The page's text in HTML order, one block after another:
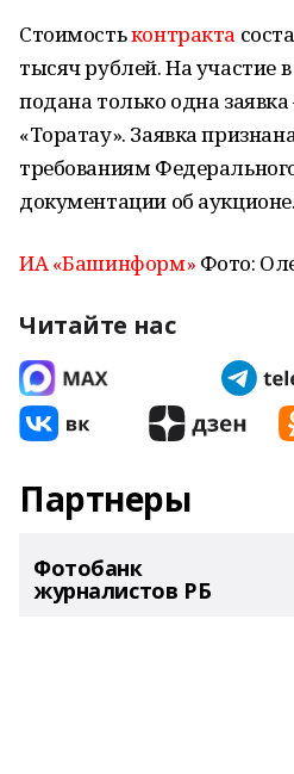
Стоимостьконтракта
тысяч рублей. На участие
подана только одна
«Торатау». Заявка
требованиям
документации об аукционе.
ИА «Башинформ» Фото:
Читайте нас
Партнеры
Фотобанк
журналистов РБ